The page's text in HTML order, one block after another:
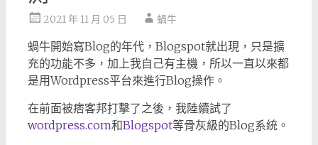
2021 年 11 月 05 日 蝸牛
蝸牛開始寫Blog的年代，Blogspot就出現，只是擴
充的功能不多，加上我自己有主機，所以一直以來都
是用Wordpress平台來進行Blog操作。
在前面被痞客邦打擊了之後，我陸續試了
wordpress.com和Blogspot等骨灰級的Blog系統。